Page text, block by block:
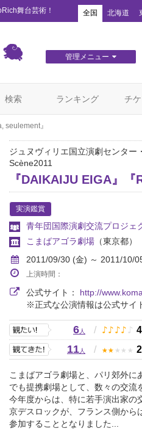
舞台芸術！ 全国 北海道
管理メニュー
検索 ランキング チ
seulement』
ジュヌヴィリエ国立演劇センタ
Scène2011
『DAIKAIJU EIGA』『
実演鑑賞
青年団国際演劇交流プロジェ
こまばアゴラ劇場 （東京都）
2011/09/30 (金) ～ 2011/10/
上演時間：
公式サイト： http://
※正式な公演情報は公式サイ
6人 / ♪ ♪ ♪ ♪ ♪
11人 / ★ ★ ★ ★ ★
こまばアゴラ劇場と、パリ郊外に
でも提携劇場として、数々の交流
今年度からは、特に若手演出家の
京デスロックが、フランス側から
参加することとなりました...